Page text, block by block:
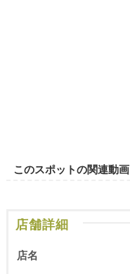
このスポットの関連動画
店舗詳細
店名